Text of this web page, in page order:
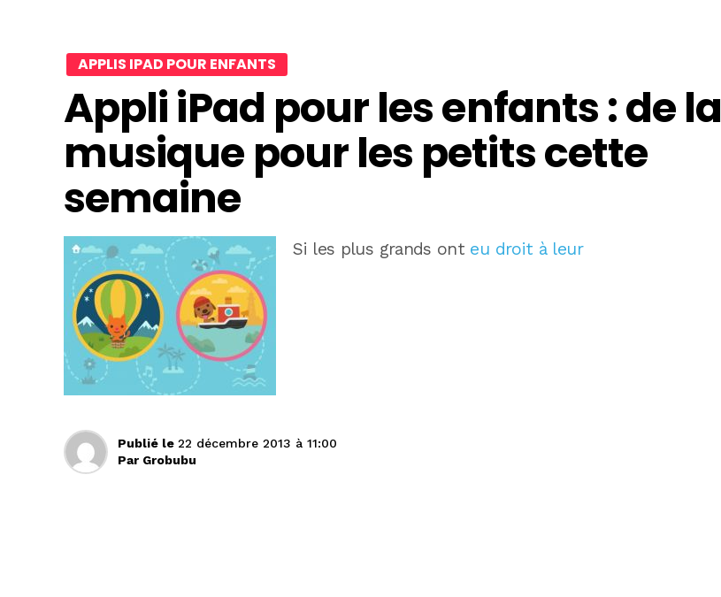
APPLIS IPAD POUR ENFANTS
Appli iPad pour les enfants : de la
musique pour les petits cette
semaine
Si les plus grands ont eu droit à leur
Publié le 22 décembre 2013 à 11:00
Par Grobubu